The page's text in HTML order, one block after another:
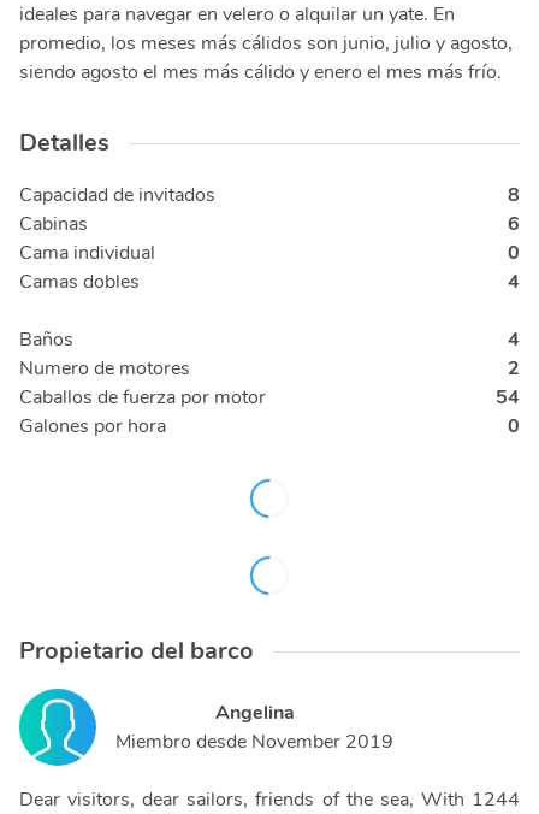
ideales para navegar en velero o alquilar un yate. En
promedio, los meses más cálidos son junio, julio y agosto,
siendo agosto el mes más cálido y enero el mes más frío.
Detalles
Capacidad de invitados
8
Cabinas
6
Cama individual
0
Camas dobles
4
Baños
4
Numero de motores
2
Caballos de fuerza por motor
54
Galones por hora
0
Propietario del barco
Angelina
Miembro desde November 2019
Dear visitors, dear sailors, friends of the sea, With 1244